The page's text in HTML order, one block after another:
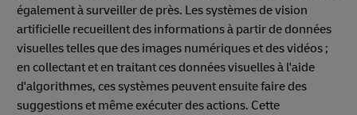
également à surveiller de près. Les systèmes de vision
artificielle recueillent des informations à partir de données
visuelles telles que des images numériques et des vidéos ;
en collectant et en traitant ces données visuelles à l'aide
d'algorithmes, ces systèmes peuvent ensuite faire des
suggestions et même exécuter des actions. Cette